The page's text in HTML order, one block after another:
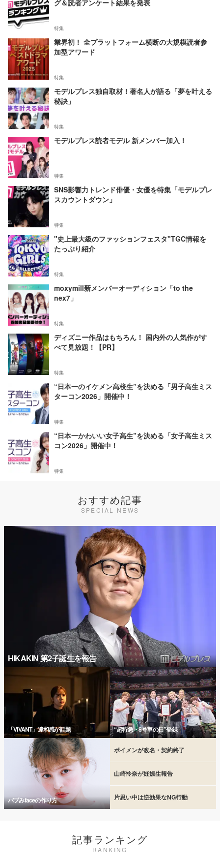
グ＆読者アンケート結果を発表
特集
業界初！ 全プラットフォーム横断の大規模読者参
加型アワード
特集
モデルプレス独自取材！著名人が語る「夢を叶える
秘訣」
特集
モデルプレス読者モデル 新メンバー加入！
特集
SNS影響力トレンド俳優・女優を特集「モデルプレ
スカウントダウン」
特集
"史上最大級のファッションフェスタ"TGC情報を
たっぷり紹介
特集
moxymill新メンバーオーディション「to the
nex7」
特集
ディズニー作品はもちろん！ 国内外の人気作がす
べて見放題！【PR】
特集
“日本一のイケメン高校生”を決める「男子高生ミス
ターコン2026」開催中！
特集
“日本一かわいい女子高生”を決める「女子高生ミス
コン2026」開催中！
特集
おすすめ記事
SPECIAL NEWS
HIKAKIN 第2子誕生を報告
「VIVANT」違和感が話題 “超特急・8号車の日”登録
バブみfaceの作り方
ボイメンが改名・契約終了
山崎怜奈が妊娠生報告
片思い中は逆効果なNG行動
記事ランキング
RANKING